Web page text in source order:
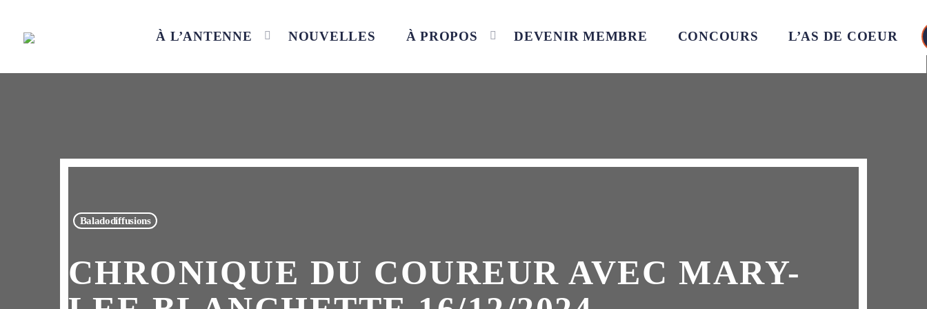
À L’ANTENNE NOUVELLES À PROPOS DEVENIR MEMBRE CONCOURS L’AS DE COEUR
Baladodiffusions
CHRONIQUE DU COUREUR AVEC MARY-